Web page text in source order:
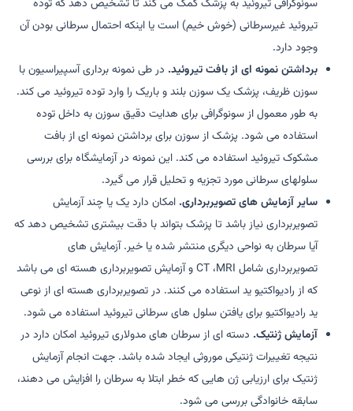
سونوگرافی تیروئید به پزشک کمک می کند تا تشخیص دهد که توده
تیروئید غیرسرطانی (خوش خیم) است یا اینکه احتمال سرطانی بودن آن
وجود دارد.
برداشتن نمونه ای از بافت تیروئید. در طی نمونه برداری آسپیراسیون با
سوزن ظریف، پزشک یک سوزن بلند و باریک را وارد توده تیروئید می کند.
به طور معمول از سونوگرافی برای هدایت دقیق سوزن به داخل توده
استفاده می شود. پزشک از سوزن برای برداشتن نمونه ای از بافت
مشکوک تیروئید استفاده می کند. این نمونه در آزمایشگاه برای بررسی
سلولهای سرطانی مورد تجزیه و تحلیل قرار می گیرد.
سایر آزمایش های تصویربرداری. امکان دارد یک یا چند آزمایش
تصویربرداری نیاز باشد تا پزشک بتواند با دقت بیشتری تشخیص دهد که
آیا سرطان به نواحی دیگری منتشر شده یا خیر. آزمایش های
تصویربرداری شامل CT ،MRI و آزمایش تصویربرداری هسته ای می باشد
که از رادیواکتیو ید استفاده می کنند. در تصویربرداری هسته ای از نوعی
ید رادیواکتیو برای یافتن سلول های سرطانی تیروئید استفاده می شود.
آزمایش ژنتیک. دسته ای از سرطان های مدولاری تیروئید امکان دارد در
نتیجه تغییرات ژنتیکی موروثی ایجاد شده باشد. جهت انجام آزمایش
ژنتیک برای ارزیابی ژن هایی که خطر ابتلا به سرطان را افزایش می دهند،
سابقه خانوادگی بررسی می شود.